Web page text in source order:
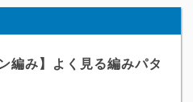
編み】よく見る編みパタ